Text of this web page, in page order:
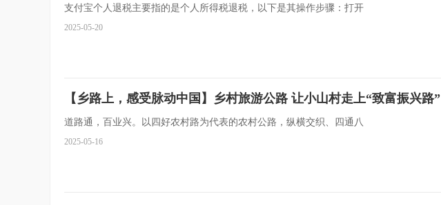
支付宝个人退税主要指的是个人所得税退税，以下是其操作步骤：打开
2025-05-20
【乡路上，感受脉动中国】乡村旅游公路 让小山村走上“致富振兴路”
道路通，百业兴。以四好农村路为代表的农村公路，纵横交织、四通八
2025-05-16